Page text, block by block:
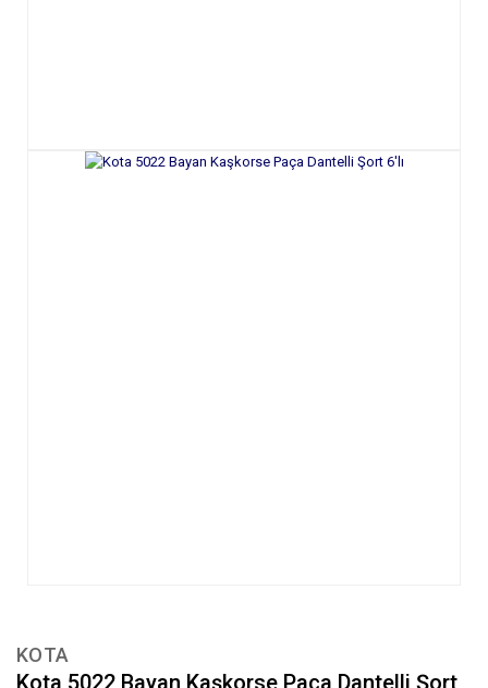
KOTA
Kota 5022 Bayan Kaşkorse Paça Dantelli Şort